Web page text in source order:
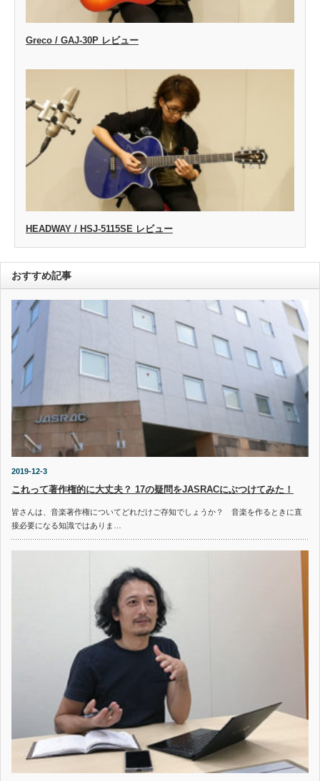
Greco / GAJ-30P レビュー
HEADWAY / HSJ-5115SE レビュー
おすすめ記事
2019-12-3
これって著作権的に大丈夫？ 17の疑問をJASRACにぶつけてみた！
皆さんは、音楽著作権についてどれだけご存知でしょうか？ 音楽を作るときに直
接必要になる知識ではありま…